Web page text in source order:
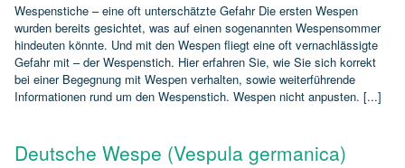
Wespenstiche – eine oft unterschätzte Gefahr Die ersten Wespen
wurden bereits gesichtet, was auf einen sogenannten Wespensommer
hindeuten könnte. Und mit den Wespen fliegt eine oft vernachlässigte
Gefahr mit – der Wespenstich. Hier erfahren Sie, wie Sie sich korrekt
bei einer Begegnung mit Wespen verhalten, sowie weiterführende
Informationen rund um den Wespenstich. Wespen nicht anpusten. [...]
Deutsche Wespe (Vespula germanica)